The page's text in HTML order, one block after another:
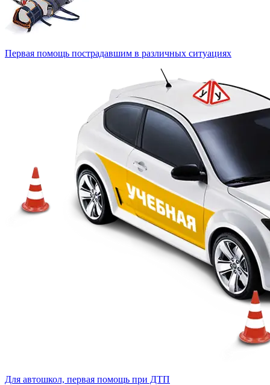
Первая помощь пострадавшим в различных ситуациях
Для автошкол, первая помощь при ДТП